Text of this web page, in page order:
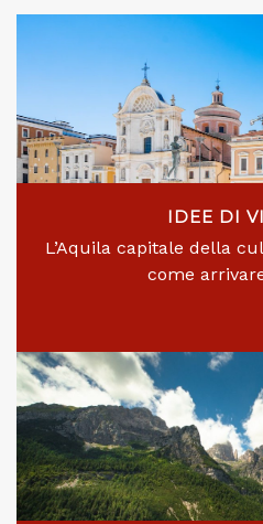
IDEE DI
L’Aquila capitale della
come